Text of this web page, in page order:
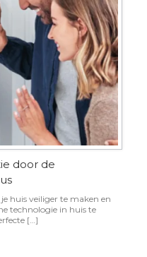
door de
huis veiliger te maken en
technologie in huis te
[…]